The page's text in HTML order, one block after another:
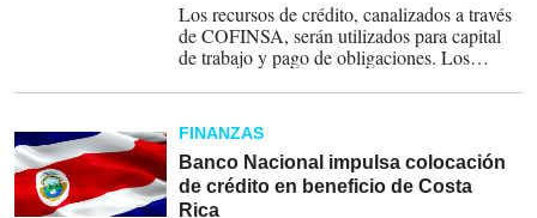
Los recursos de crédito, canalizados a través
de COFINSA, serán utilizados para capital
de trabajo y pago de obligaciones. Los
servicios.
FINANZAS
Banco Nacional impulsa colocación
de crédito en beneficio de Costa
Rica